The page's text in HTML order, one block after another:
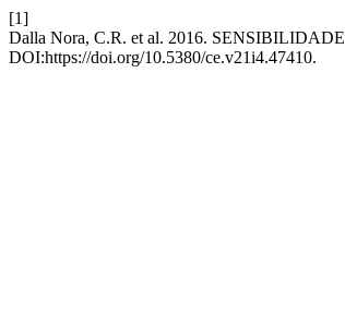
[1]
Dalla Nora, C.R. et al. 2016.
DOI:https://doi.org/10.5380/ce.v21i4.47410.